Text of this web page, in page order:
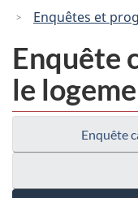
Enquêtes et
Enquête
le
Enquête